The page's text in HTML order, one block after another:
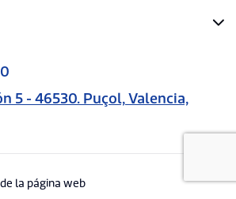
5 - 46530. Puçol, Valencia,
la página web